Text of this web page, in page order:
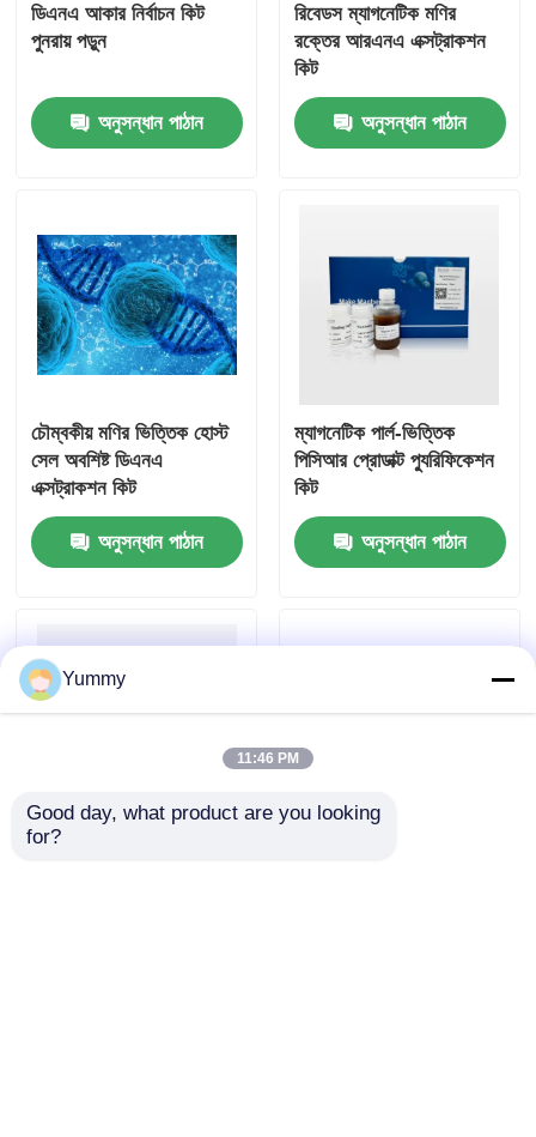
ডিএনএ আকার নির্বাচন কিট
পুনরায় পড়ুন
অনুসন্ধান পাঠান
রিবেডস ম্যাগনেটিক মণির
রক্তের আরএনএ এক্সট্রাকশন
কিট
অনুসন্ধান পাঠান
চৌম্বকীয় মণির ভিত্তিক হোস্ট
সেল অবশিষ্ট ডিএনএ
এক্সট্রাকশন কিট
অনুসন্ধান পাঠান
ম্যাগনেটিক পার্ল-ভিত্তিক
পিসিআর প্রোডাক্ট প্যুরিফিকেশন
কিট
অনুসন্ধান পাঠান
Yummy
11:46 PM
Good day, what product are you looking
for?